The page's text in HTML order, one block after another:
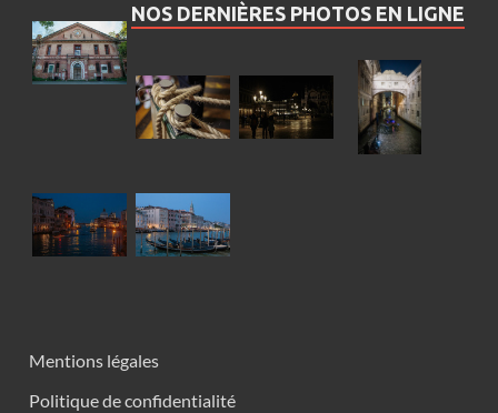
NOS DERNIÈRES PHOTOS EN LIGNE
Mentions légales
Politique de confidentialité